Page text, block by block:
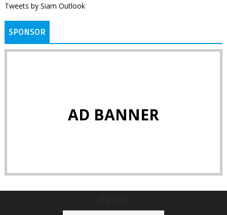
Tweets by Siam Outlook
SPONSOR
AD BANNER